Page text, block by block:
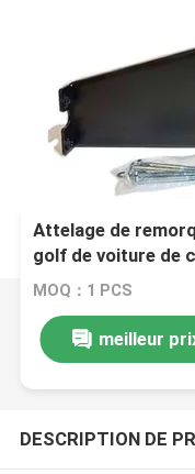
Attelage de
golf de voiture de
(2004+)
MOQ：1 PCS
meilleur
DESCRIPTION DE